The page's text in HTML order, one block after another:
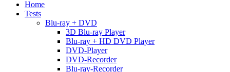
Home
Tests
Blu-ray + DVD
3D Blu-ray Player
Blu-ray + HD DVD Player
DVD-Player
DVD-Recorder
Blu-ray-Recorder